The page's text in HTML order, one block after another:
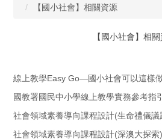
【國小社會】相關資源
【國小社會】相
線上教學Easy Go—國小社會可以這樣
國教署國民中小學線上教學實務參考指引
社會領域素養導向課程設計(生命禮儀議
社會領域素養導向課程設計(深澳大探索